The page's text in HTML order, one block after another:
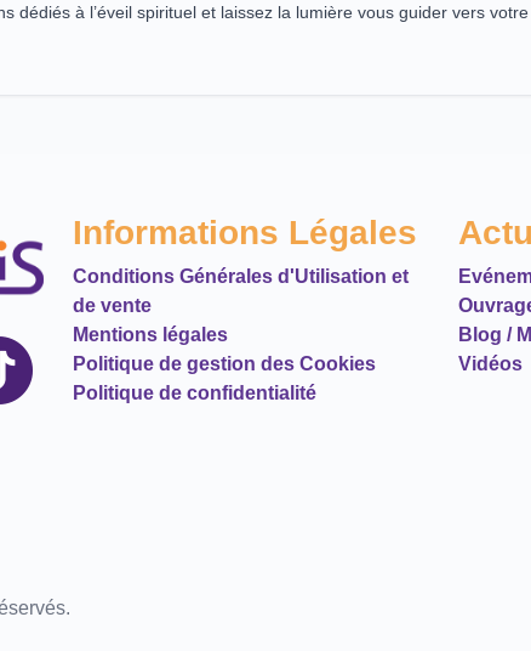
dédiés à l’éveil spirituel et laissez la lumière vous guider vers
Informations Légales
Conditions Générales d'Utilisation et
de vente
Mentions légales
Politique de gestion des Cookies
Politique de confidentialité
Blog /
Vidéos